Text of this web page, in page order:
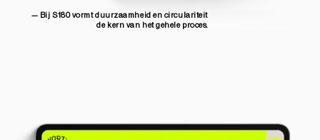
— Bij S180 vormt duurzaamheid en circulariteit
de kern van het gehele proces.